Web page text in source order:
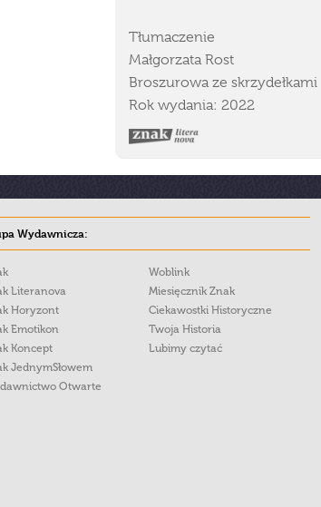
Tłumaczenie
Małgorzata Rost
Broszurowa ze skrzydełkami
Rok wydania: 2022
Wydawnicza:
Literanova
Horyzont
Emotikon
Koncept
JednymSłowem
Otwarte
Woblink
Miesięcznik Znak
Ciekawostki Historyczne
Twoja Historia
Lubimy czytać